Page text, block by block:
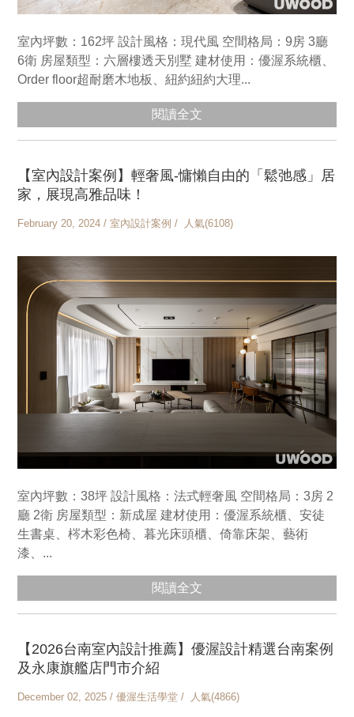
室內坪數：162坪 設計風格：現代風 空間格局：9房 3廳
6衛 房屋類型：六層樓透天別墅 建材使用：優渥系統櫃、
Order floor超耐磨木地板、紐約紐約大理...
閱讀全文
【室內設計案例】輕奢風-慵懶自由的「鬆弛感」居
家，展現高雅品味！
February 20, 2024 / 室內設計案例 / 人氣(6108)
室內坪數：38坪 設計風格：法式輕奢風 空間格局：3房 2
廳 2衛 房屋類型：新成屋 建材使用：優渥系統櫃、安徒
生書桌、梣木彩色椅、暮光床頭櫃、倚靠床架、藝術
漆、...
閱讀全文
【2026台南室內設計推薦】優渥設計精選台南案例
及永康旗艦店門市介紹
December 02, 2025 / 優渥生活學堂 / 人氣(4866)